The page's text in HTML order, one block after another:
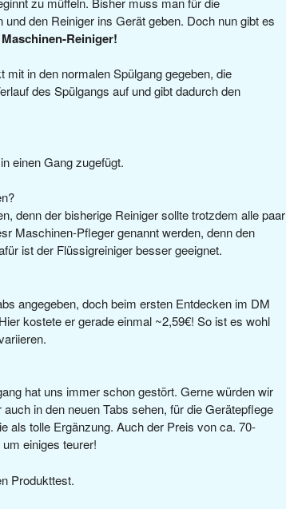
den Reiniger ins Gerät geben. Doch nun gibt es
Reiniger!
in den normalen Spülgang gegeben, die
des Spülgangs auf und gibt dadurch den
einen Gang zugefügt.
denn der bisherige Reiniger sollte trotzdem alle paar
Maschinen-Pfleger genannt werden, denn den
ist der Flüssigreiniger besser geeignet.
angegeben, doch beim ersten Entdecken im DM
kostete er gerade einmal ~2,59€! So ist es wohl
hat uns immer schon gestört. Gerne würden wir
in den neuen Tabs sehen, für die Gerätepflege
als tolle Ergänzung. Auch der Preis von ca. 70-
einiges teurer!
Produkttest.